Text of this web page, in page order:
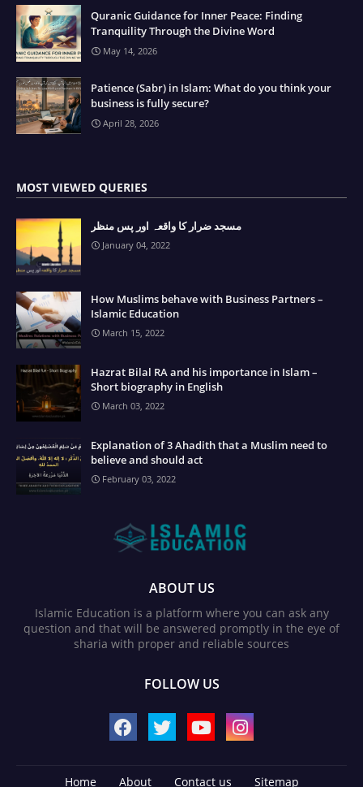
Quranic Guidance for Inner Peace: Finding
Tranquility Through the Divine Word
May 14, 2026
Patience (Sabr) in Islam: What do you think your
business is fully secure?
April 28, 2026
MOST VIEWED QUERIES
مسجد ضرار کا واقعہ اور پس منظر
January 04, 2022
How Muslims behave with Business Partners –
Islamic Education
March 15, 2022
Hazrat Bilal RA and his importance in Islam –
Short biography in English
March 03, 2022
Explanation of 3 Ahadith that a Muslim need to
believe and should act
February 03, 2022
ABOUT US
Islamic Education is a platform where you can ask any
question and that will be answered promptly in the eye of
sharia with proper and reliable sources
FOLLOW US
Home About Contact us Sitemap